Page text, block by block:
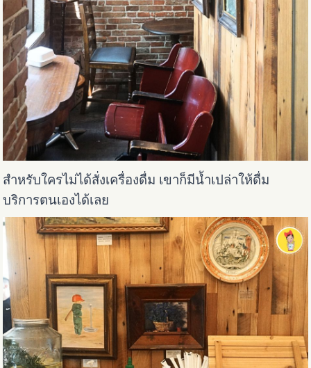
สำหรับใครไม่ได้สั่งเครื่องดื่ม เขาก็มีน้ำเปล่าให้ดื่ม
บริการตนเองได้เลย